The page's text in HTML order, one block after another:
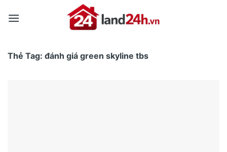
Thẻ Tag: đánh giá green skyline tbs